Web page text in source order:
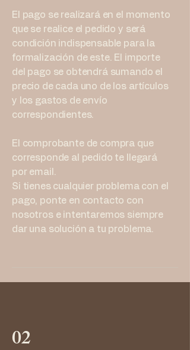
El pago se realizará en el momento
que se realice el pedido y será
condición indispensable para la
formalización de este. El importe
del pago se obtendrá sumando el
precio de cada uno de los artículos
y los gastos de envío
correspondientes.
El comprobante de compra que
corresponde al pedido te llegará
por email.
Si tienes cualquier problema con el
pago, ponte en contacto con
nosotros e intentaremos siempre
dar una solución a tu problema.
02